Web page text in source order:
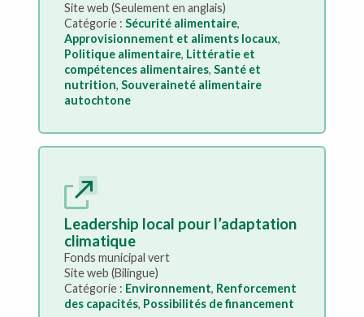
Site web (Seulement en anglais)
Catégorie :Sécurité alimentaire,
Approvisionnement et aliments locaux,
Politique alimentaire, Littératie et
compétences alimentaires,Santé et
nutrition,Souveraineté alimentaire
autochtone
Leadership local pour l’adaptation
climatique
Fonds municipal vert
Site web (Bilingue)
Catégorie : Environnement, Renforcement
des capacités, Possibilités de financement